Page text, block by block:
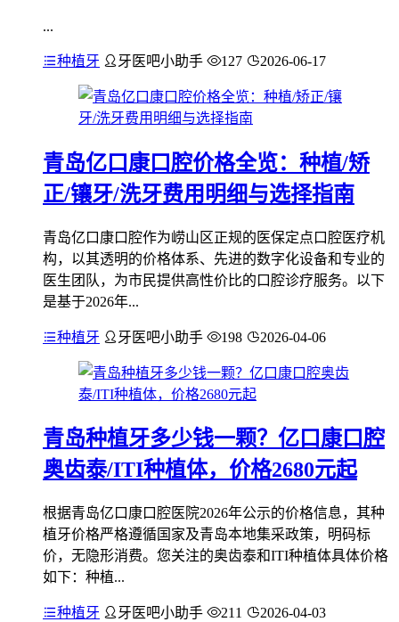
...
种植牙 牙医吧小助手 127 2026-06-17
青岛亿口康口腔价格全览：种植/矫
正/镶牙/洗牙费用明细与选择指南
青岛亿口康口腔作为崂山区正规的医保定点口腔医疗机
构，以其透明的价格体系、先进的数字化设备和专业的
医生团队，为市民提供高性价比的口腔诊疗服务。以下
是基于2026年...
种植牙 牙医吧小助手 198 2026-04-06
青岛种植牙多少钱一颗？亿口康口腔
奥齿泰/ITI种植体，价格2680元起
根据青岛亿口康口腔医院2026年公示的价格信息，其种
植牙价格严格遵循国家及青岛本地集采政策，明码标
价，无隐形消费。您关注的奥齿泰和ITI种植体具体价格
如下：种植...
种植牙 牙医吧小助手 211 2026-04-03